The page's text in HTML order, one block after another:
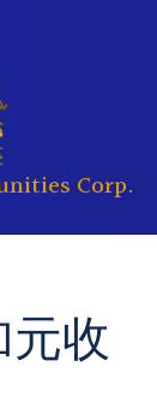
Corp.
师报告
资问答收